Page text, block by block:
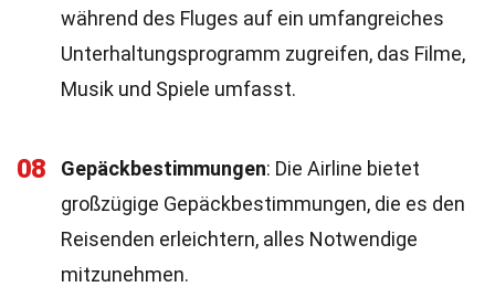
während des Fluges auf ein umfangreiches
Unterhaltungsprogramm zugreifen, das Filme,
Musik und Spiele umfasst.
08 Gepäckbestimmungen: Die Airline bietet
großzügige Gepäckbestimmungen, die es den
Reisenden erleichtern, alles Notwendige
mitzunehmen.